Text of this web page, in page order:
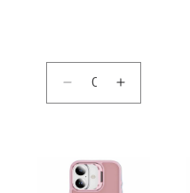
Réduire
la
Default
Title
Augmenter
la
Default
Title